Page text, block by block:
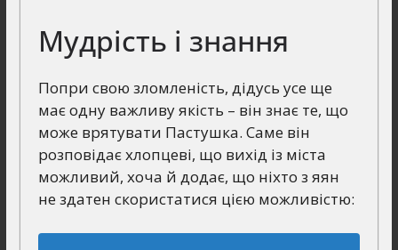
Мудрість і знання
Попри свою зломленість, дідусь усе ще
має одну важливу якість – він знає те, що
може врятувати Пастушка. Саме він
розповідає хлопцеві, що вихід із міста
можливий, хоча й додає, що ніхто з яян
не здатен скористатися цією можливістю: